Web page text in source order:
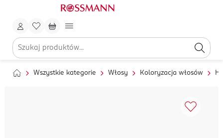
Wszystkie kategorie Włosy Koloryzacja włosów